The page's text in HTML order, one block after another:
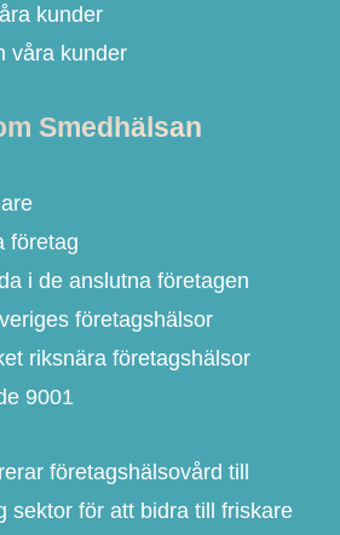
kunder
våra kunder
Smedhälsan
företag
i de anslutna företagen
företagshälsor
riksnära företagshälsor
9001
företagshälsovård till
sektor för att bidra till friskare